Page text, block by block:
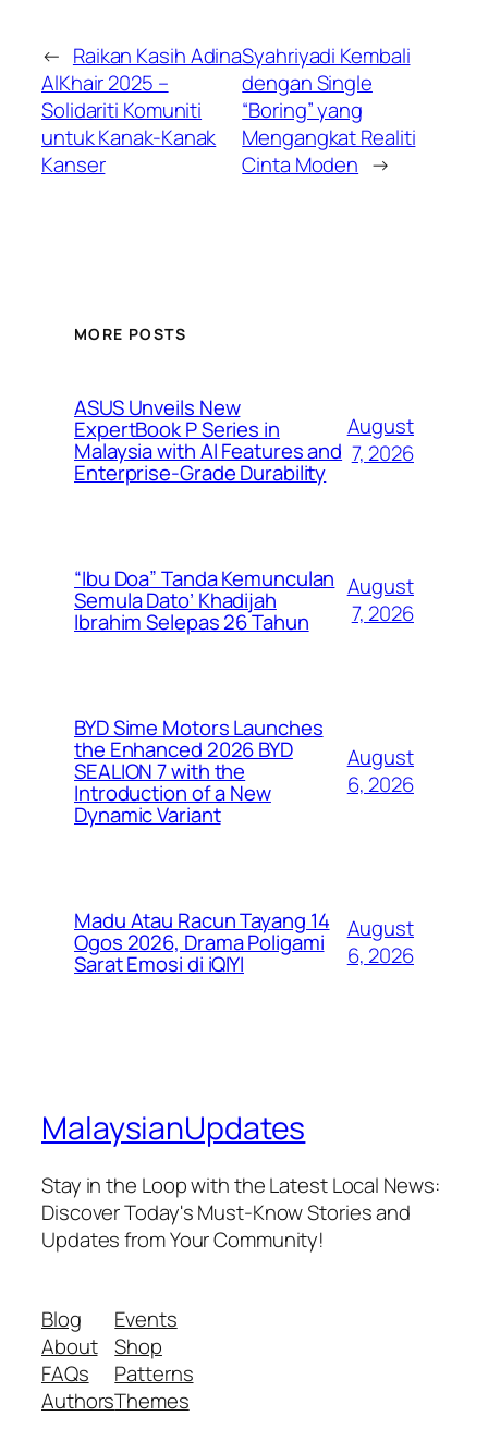
← Raikan Kasih Adina
AlKhair 2025 –
Solidariti Komuniti
untuk Kanak-Kanak
Kanser
Syahriyadi Kembali
dengan Single
“Boring” yang
Mengangkat Realiti
Cinta Moden →
MORE POSTS
ASUS Unveils New
ExpertBook P Series in
Malaysia with AI Features and
Enterprise-Grade Durability
August
7, 2026
“Ibu Doa” Tanda Kemunculan
Semula Dato’ Khadijah
Ibrahim Selepas 26 Tahun
August
7, 2026
BYD Sime Motors Launches
the Enhanced 2026 BYD
SEALION 7 with the
Introduction of a New
Dynamic Variant
August
6, 2026
Madu Atau Racun Tayang 14
Ogos 2026, Drama Poligami
Sarat Emosi di iQIYI
August
6, 2026
MalaysianUpdates
Stay in the Loop with the Latest Local News:
Discover Today's Must-Know Stories and
Updates from Your Community!
Blog
About
FAQs
Authors
Events
Shop
Patterns
Themes